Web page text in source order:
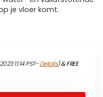
je vloer komt.
11:14 PST-Details)&FREE